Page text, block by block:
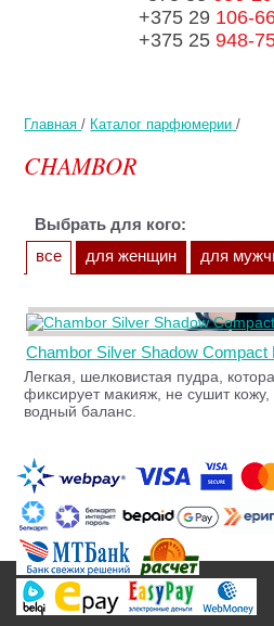
Главная / Каталог парфюмерии /
CHAMBOR
Выбрать для кого:
все
для женщин для
Chambor Silver Shadow Compact
Легкая, шелковистая пудра,
фиксирует макияж, не сушит кожу,
водный баланс.
+375 29 106-
+375 25 948-